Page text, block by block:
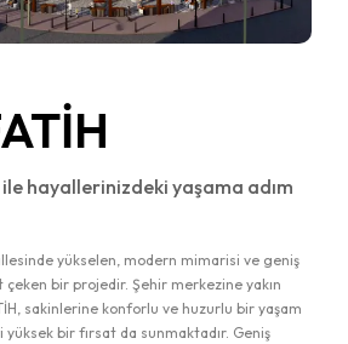
hayallerinizdeki yaşama adım
yükselen, modern mimarisi ve geniş
çeken bir projedir. Şehir merkezine yakın
sakinlerine konforlu ve huzurlu bir yaşam
yüksek bir fırsat da sunmaktadır. Geniş